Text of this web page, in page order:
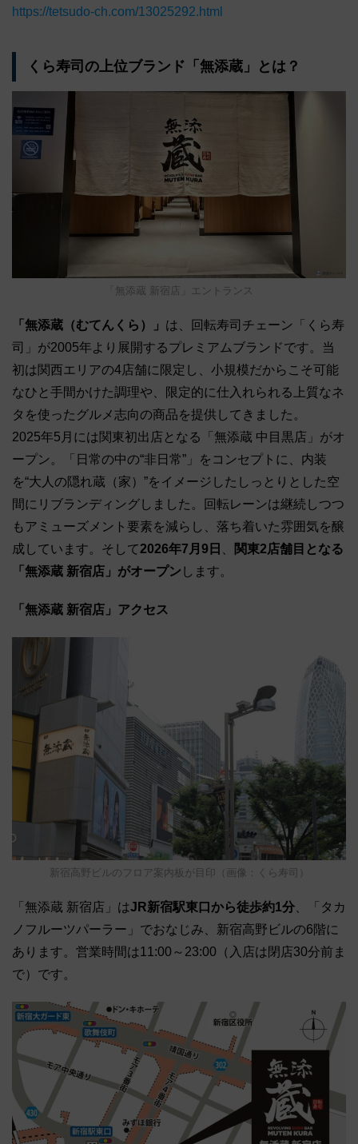
https://tetsudo-ch.com/13025292.html
くら寿司の上位ブランド「無添蔵」とは？
「無添蔵 新宿店」エントランス
「無添蔵（むてんくら）」 は、回転寿司チェーン「くら寿
司」が2005年より展開するプレミアムブランドです。当
初は関西エリアの4店舗に限定し、小規模だからこそ可能
なひと手間かけた調理や、限定的に仕入れられる上質なネ
タを使ったグルメ志向の商品を提供してきました。
2025年5月には関東初出店となる「無添蔵 中目黒店」がオ
ープン。「日常の中の“非日常”」をコンセプトに、内装
を“大人の隠れ蔵（家）”をイメージしたしっとりとした空
間にリブランディングしました。回転レーンは継続しつつ
もアミューズメント要素を減らし、落ち着いた雰囲気を醸
成しています。そして2026年7月9日 、
関東2店舗目となる
「無添蔵 新宿店」がオープン します。
「無添蔵 新宿店」アクセス
新宿高野ビルのフロア案内板が目印（画像：くら寿司）
「無添蔵 新宿店」はJR新宿駅東口から徒歩約1分 、「タカ
ノフルーツパーラー」でおなじみ、新宿高野ビルの6階に
あります。営業時間は11:00～23:00（入店は閉店30分前ま
で）です。